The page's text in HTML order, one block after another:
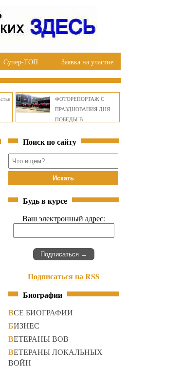
Супер-ТОП Заявка на участие
ФОТОРЕПОРТАЖ С
ПРАЗДНОВАНИЯ ДНЯ
ПОБЕДЫ В
ОКРУГЕ БРАТСКА
Поиск по сайту
Будь в курсе
Ваш электронный адрес:
Подписаться на RSS
Биографии
ВСЕ БИОГРАФИИ
БИЗНЕС
ВЕТЕРАНЫ ВОВ
ВЕТЕРАНЫ ЛОКАЛЬНЫХ
ВОЙН